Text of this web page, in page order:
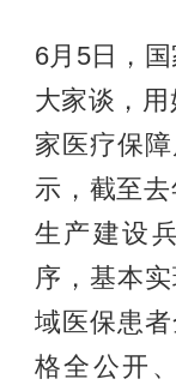
6月5日，
大家谈，用
家医疗保
示，截至
生产建设
序，基本
域医保患
格全公开